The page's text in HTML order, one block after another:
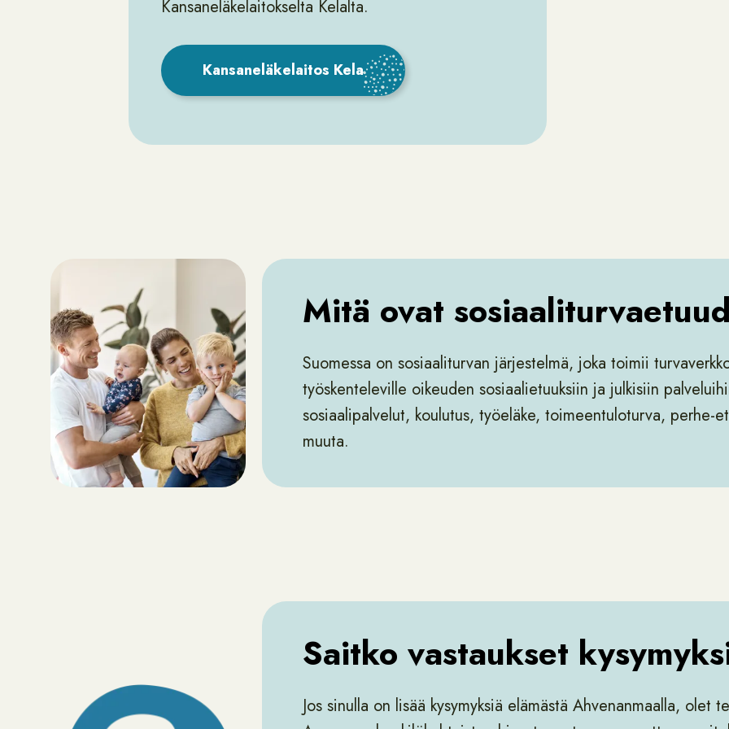
Kansaneläkelaitokselta Kelalta.
Kansaneläkelaitos Kela
Mitä ovat
Suomessa on sosiaaliturvan järjestelmä, joka toimii
työskenteleville oikeuden sosiaalietuuksiin ja julkisiin
sosiaalipalvelut, koulutus, työeläke, toimeentuloturva, perhe-
muuta.
Saitko vastaukset
Jos sinulla on lisää kysymyksiä elämästä Ahvenanmaalla,